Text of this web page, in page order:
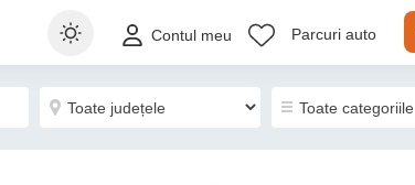
Contul meu Parcuri auto